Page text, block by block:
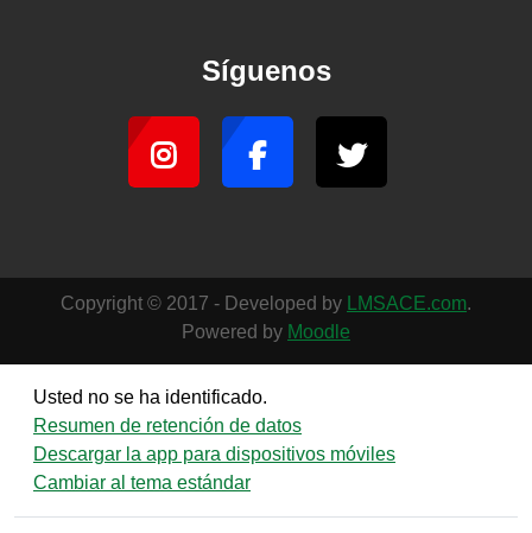
Síguenos
Copyright © 2017 - Developed by LMSACE.com.
Powered by Moodle
Usted no se ha identificado.
Resumen de retención de datos
Descargar la app para dispositivos móviles
Cambiar al tema estándar